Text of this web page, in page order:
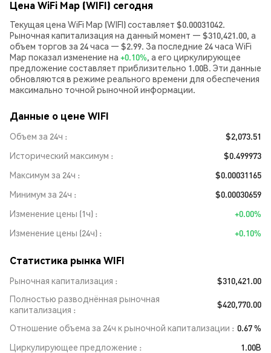
Цена WiFi Map (WIFI) сегодня
Текущая цена WiFi Map (WIFI) составляет $0.00031042.
Рыночная капитализация на данный момент — $310,421.00, а
объем торгов за 24 часа — $2.99. За последние 24 часа WiFi
Map показал изменение на +0.10%, а его циркулирующее
предложение составляет приблизительно 1.00B. Эти данные
обновляются в режиме реального времени для обеспечения
максимально точной рыночной информации.
Данные о цене WIFI
Объем за 24ч
$2,073.51
Исторический максимум
$0.499973
Максимум за 24ч
$0.00031165
Минимум за 24ч
$0.00030659
Изменение цены (1ч)
+0.00%
Изменение цены (24ч)
+0.10%
Статистика рынка WIFI
Рыночная капитализация
$310,421.00
Полностью разводнённая рыночная
капитализация
$420,770.00
Отношение объема за 24ч к рыночной капитализации
0.67 %
Циркулирующее предложение
1.00B